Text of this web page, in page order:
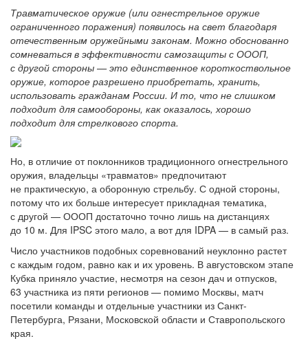
Травматическое оружие (или огнестрельное оружие
ограниченного поражения) появилось на свет благодаря
отечественным оружейными законам. Можно обоснованно
сомневаться в эффективности самозащиты с ОООП,
с другой стороны — это единственное короткоствольное
оружие, которое разрешено приобретать, хранить,
использовать гражданам России. И то, что не слишком
подходит для самообороны, как оказалось, хорошо
подходит для стрелкового спорта.
Но, в отличие от поклонников традиционного огнестрельного
оружия, владельцы «травматов» предпочитают
не практическую, а оборонную стрельбу. С одной стороны,
потому что их больше интересует прикладная тематика,
с другой — ОООП достаточно точно лишь на дистанциях
до 10 м. Для IPSC этого мало, а вот для IDPA — в самый раз.
Число участников подобных соревнований неуклонно растет
с каждым годом, равно как и их уровень. В августовском этапе
Кубка приняло участие, несмотря на сезон дач и отпусков,
63 участника из пяти регионов — помимо Москвы, матч
посетили команды и отдельные участники из Санкт-
Петербурга, Рязани, Московской области и Ставропольского
края.